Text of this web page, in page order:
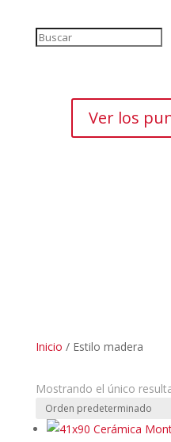
Ver los
Inicio / Estilo madera
Mostrando el único